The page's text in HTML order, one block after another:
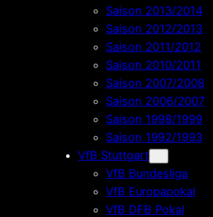
Saison 2013/2014
Saison 2012/2013
Saison 2011/2012
Saison 2010/2011
Saison 2007/2008
Saison 2006/2007
Saison 1998/1999
Saison 1992/1993
VfB Stuttgart
VfB Bundesliga
VfB Europapokal
VfB DFB Pokal